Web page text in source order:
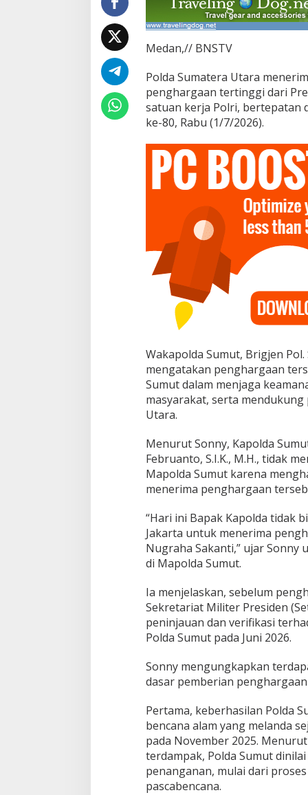
y
n
k
r
a
k
e
-
0
K
a
r
i
a
a
n
g
s
u
a
r
i
P
e
s
d
e
Medan,// BNSTV
Polda Sumatera Utara
penghargaan tertinggi dari
satuan kerja Polri, bertepatan
ke-80, Rabu (1/7/2026).
Wakapolda Sumut, Brigjen Pol.
mengatakan penghargaan
Sumut dalam menjaga
masyarakat, serta
Utara.
Menurut Sonny, Kapolda
Februanto, S.I.K., M.H., tidak
Mapolda Sumut karena
menerima penghargaan
“Hari ini Bapak Kapolda tidak
Jakarta untuk menerima
Nugraha Sakanti,” ujar Sonny
di Mapolda Sumut.
Ia menjelaskan, sebelum
Sekretariat Militer Presiden
peninjauan dan verifikasi
Polda Sumut pada Juni 2026.
Sonny mengungkapkan
dasar pemberian
Pertama, keberhasilan Polda
bencana alam yang melanda
pada November 2025.
terdampak, Polda Sumut
penanganan, mulai dari
pascabencana.